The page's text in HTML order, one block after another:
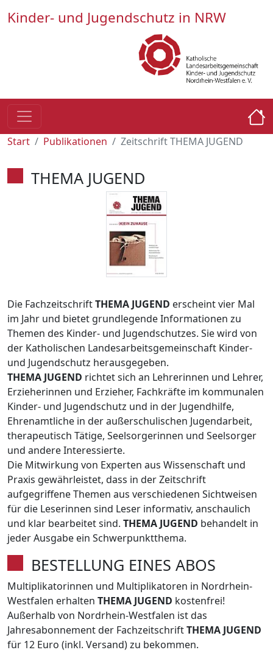
Kinder- und Jugendschutz in NRW
Start Publikationen Zeitschrift THEMA JUGEND
THEMA JUGEND
Die FachzeitschriftTHEMA JUGEND erscheint vier Mal
im Jahr und bietet grundlegende Informationen zu
Themen des Kinder- und Jugendschutzes. Sie wird von
der Katholischen Landesarbeitsgemeinschaft Kinder-
und Jugendschutz herausgegeben.
THEMA JUGEND richtet sich an Lehrerinnen und Lehrer,
Erzieherinnen und Erzieher, Fachkräfte im kommunalen
Kinder- und Jugendschutz und in der Jugendhilfe,
Ehrenamtliche in der außerschulischen Jugendarbeit,
therapeutisch Tätige, Seelsorgerinnen und Seelsorger
und andere Interessierte.
Die Mitwirkung von Experten aus Wissenschaft und
Praxis gewährleistet, dass in der Zeitschrift
aufgegriffene Themen aus verschiedenen Sichtweisen
für die Leserinnen sind Leser informativ, anschaulich
und klar bearbeitet sind. THEMA JUGEND behandelt in
jeder Ausgabe ein Schwerpunktthema.
BESTELLUNG EINES ABOS
Multiplikatorinnen und Multiplikatoren in Nordrhein-
Westfalen erhalten THEMA JUGEND kostenfrei!
Außerhalb von Nordrhein-Westfalen ist das
Jahresabonnement der FachzeitschriftTHEMA JUGEND
für 12 Euro (inkl. Versand) zu bekommen.